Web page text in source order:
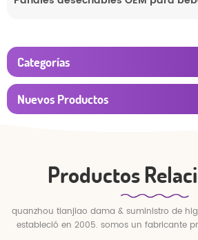
Categorías
Nuevos Productos
Productos
quanzhou tianjiao dama & suministro de
estableció en 2005. somos un fabricante